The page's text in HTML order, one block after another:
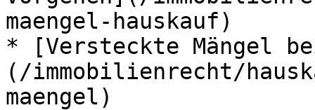
maengel-hauskauf)
* [Versteckte Mängel
(/immobilienrecht/
maengel)